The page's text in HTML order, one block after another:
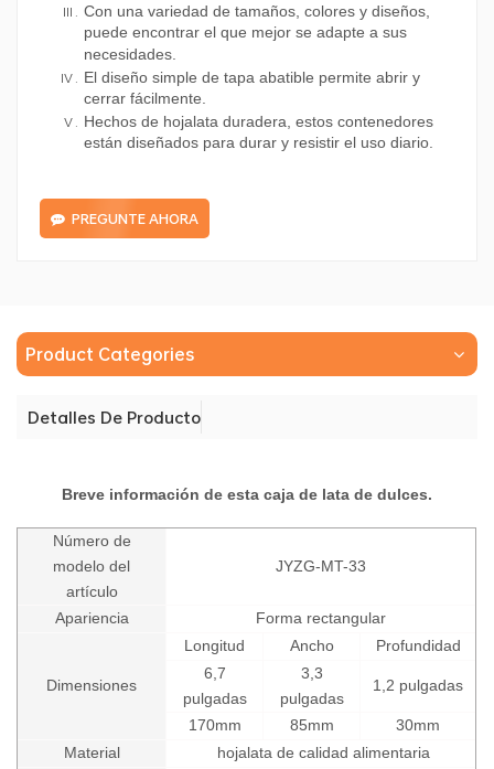
Con una variedad de tamaños, colores y diseños,
puede encontrar el que mejor se adapte a sus
necesidades.
El diseño simple de tapa abatible permite abrir y
cerrar fácilmente.
Hechos de hojalata duradera, estos contenedores
están diseñados para durar y resistir el uso diario.
PREGUNTE AHORA
Product Categories
Detalles De Producto
Breve información de esta caja de lata de dulces.
Número de
modelo del
artículo
JYZG-MT-33
Apariencia Forma rectangular
Dimensiones
Longitud Ancho
Profundidad
6,7
pulgadas
3,3
pulgadas
1,2 pulgadas
170mm 85mm
30mm
Material
hojalata de calidad alimentaria